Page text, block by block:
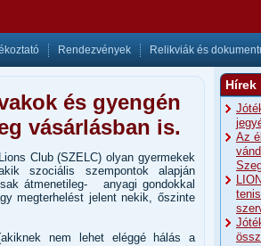
Rendezvények Relikviák és
és gyengén
vásárlásban is.
Club (SZELC) olyan gyermekek
szociális szempontok alapján
átmenetileg- anyagi gondokkal
megterhelést jelent nekik, őszinte
nem lehet eléggé hálás a
Hírek
Az